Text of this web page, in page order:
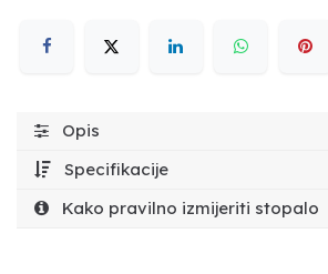
Opis
Specifikacije
Kako pravilno izmijeriti stopalo